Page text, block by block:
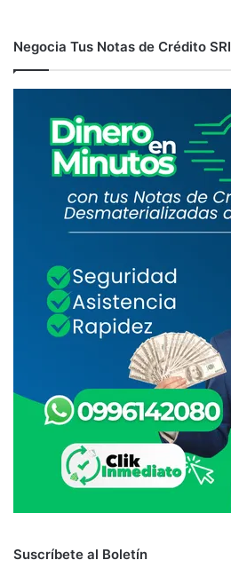
Negocia Tus Notas de Crédito SRI
Suscríbete al Boletín